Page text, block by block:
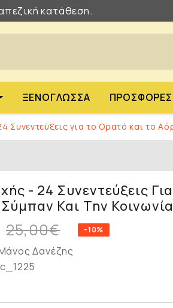
κατάθεση.
ΞΕΝΌΓΛΩΣΣΑ ΠΡΟΣΦΟΡΈΣ
Συνεντεύξεις για το Ορατό και το
- 24 Συνεντεύξεις
Και Την Κοινωνία
25,00€ -10%
Δανέζης
c_1225